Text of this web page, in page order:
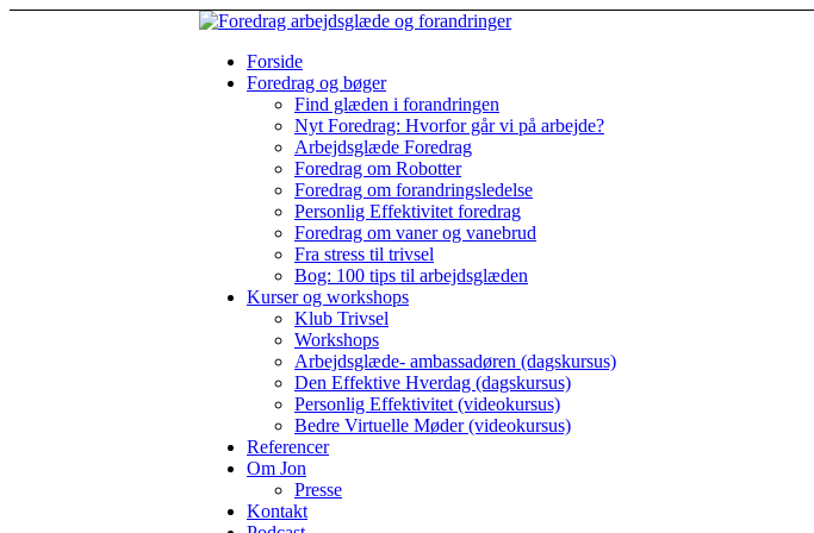
Forside
Foredrag og bøger
Find glæden i forandringen
Nyt Foredrag: Hvorfor går vi på arbejde?
Arbejdsglæde Foredrag
Foredrag om Robotter
Foredrag om forandringsledelse
Personlig Effektivitet foredrag
Foredrag om vaner og vanebrud
Fra stress til trivsel
Bog: 100 tips til arbejdsglæden
Kurser og workshops
Klub Trivsel
Workshops
Arbejdsglæde- ambassadøren (dagskursus)
Den Effektive Hverdag (dagskursus)
Personlig Effektivitet (videokursus)
Bedre Virtuelle Møder (videokursus)
Referencer
Om Jon
Presse
Kontakt